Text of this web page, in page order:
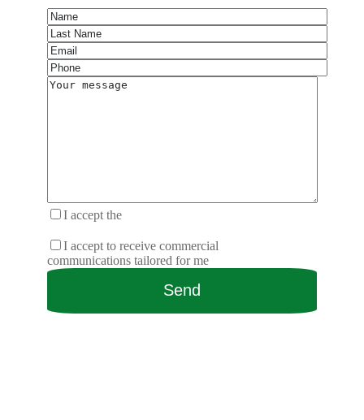
I accept the
I accept to receive commercial
communications tailored for me